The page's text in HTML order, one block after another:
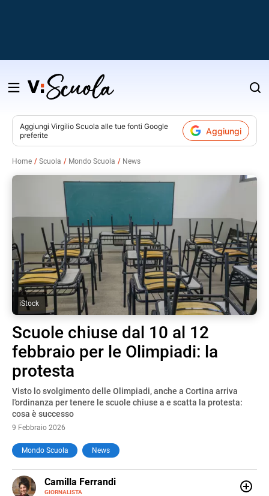
Salta
contenuto
Aggiungi Virgilio Scuola alle tue fonti Google
preferite
Aggiungi
Home Scuola Mondo Scuola News
iStock
Scuole chiuse dal 10 al 12
febbraio per le Olimpiadi: la
protesta
Visto lo svolgimento delle Olimpiadi, anche a Cortina arriva
l'ordinanza per tenere le scuole chiuse a e scatta la protesta:
cosa è successo
9 Febbraio 2026
Mondo Scuola News
Camilla Ferrandi
GIORNALISTA
E-
MAIL
LINKEDIN